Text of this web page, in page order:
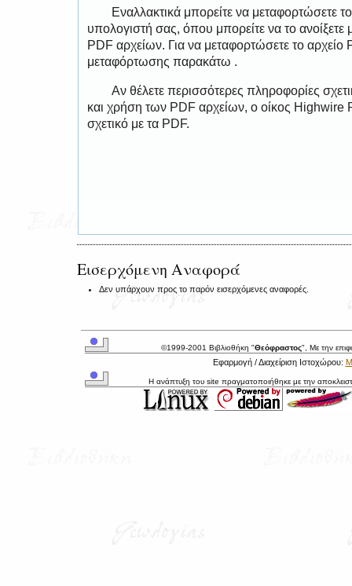
Εναλλακτικά μπορείτε να μεταφορτώσετε
υπολογιστή σας, όπου μπορείτε να το
PDF αρχείων. Για να μεταφορτώσετε το
μεταφόρτωσης παρακάτω .
Αν θέλετε περισσότερες πληροφορίες
και χρήση των PDF αρχείων, ο οίκος Highwire
σχετικό με τα PDF.
Εισερχόμενη Αναφορά
Δεν υπάρχουν προς το παρόν εισερχόμενες αναφορές.
©1999-2001 Βιβλιοθήκη "Θεόφραστος", Με την
Εφαρμογή / Διαχείριση Ιστοχώρου:
Η ανάπτυξη του site πραγματοποιήθηκε με την